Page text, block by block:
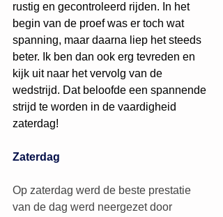
rustig en gecontroleerd rijden. In het
begin van de proef was er toch wat
spanning, maar daarna liep het steeds
beter. Ik ben dan ook erg tevreden en
kijk uit naar het vervolg van de
wedstrijd. Dat beloofde een spannende
strijd te worden in de vaardigheid
zaterdag!
Zaterdag
Op zaterdag werd de beste prestatie
van de dag werd neergezet door